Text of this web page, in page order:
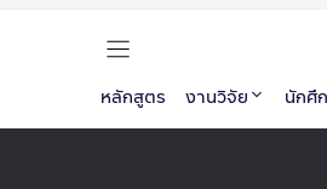
หลักสูตร งานวิจัย นักศึ